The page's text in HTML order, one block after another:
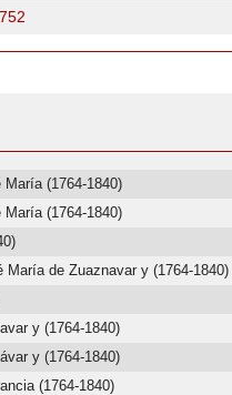
(1764-1840)
(1764-1840)
de Zuaznavar y (1764-1840)
y (1764-1840)
y (1764-1840)
(1764-1840)